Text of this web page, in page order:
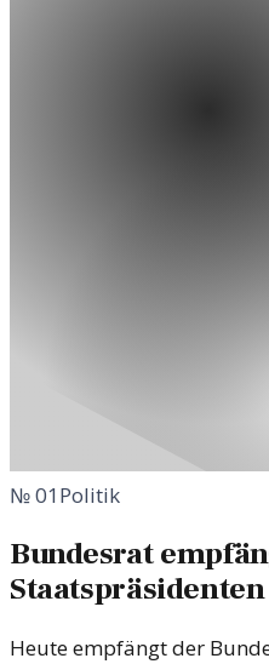
№01Politik
Bundesrat
Heute empfängt der